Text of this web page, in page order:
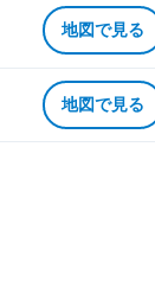
地図で見る
地図で見る